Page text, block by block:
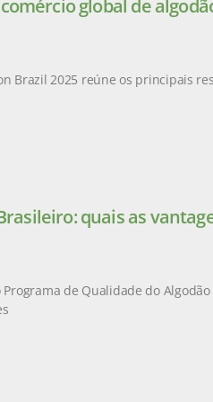
global de
Brazil 2025 reúne os principais
quais as
de Qualidade do